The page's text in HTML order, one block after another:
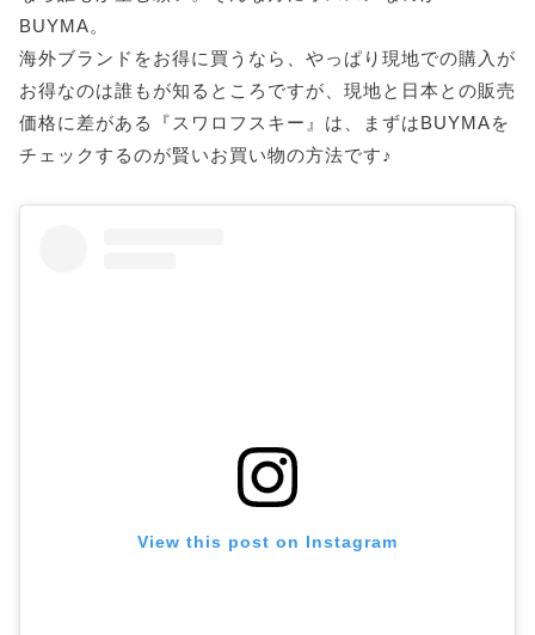
BUYMA。
海外ブランドをお得に買うなら、やっぱり現地での購入が
お得なのは誰もが知るところですが、現地と日本との販売
価格に差がある『スワロフスキー』は、まずはBUYMAを
チェックするのが賢いお買い物の方法です♪
View this post on Instagram